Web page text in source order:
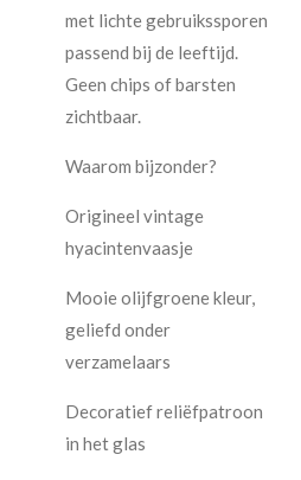
met lichte gebruikssporen
passend bij de leeftijd.
Geen chips of barsten
zichtbaar.
Waarom bijzonder?
Origineel vintage
hyacintenvaasje
Mooie olijfgroene kleur,
geliefd onder
verzamelaars
Decoratief reliëfpatroon
in het glas